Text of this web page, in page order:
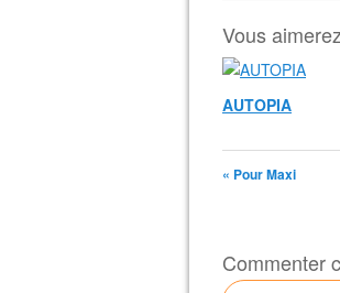
Vous
AUTOPIA
« Pour Maxi
Commenter